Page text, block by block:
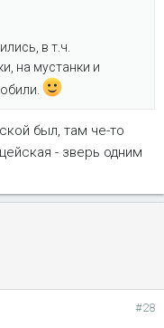
в т.ч.
на мустанки и
был, там че-то
- зверь одним
#28